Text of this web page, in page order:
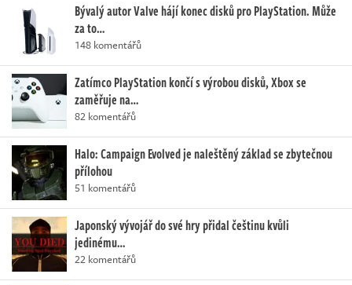
Bývalý autor Valve hájí konec disků pro PlayStation. Může
za to…
148 komentářů
Zatímco PlayStation končí s výrobou disků, Xbox se
zaměřuje na…
82 komentářů
Halo: Campaign Evolved je naleštěný základ se zbytečnou
přílohou
51 komentářů
Japonský vývojář do své hry přidal češtinu kvůli
jedinému…
22 komentářů